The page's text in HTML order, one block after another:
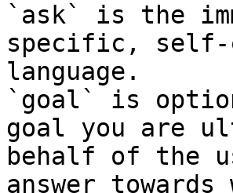
`ask` is the
specific, self-
language.
`goal` is
goal you are
behalf of the
answer